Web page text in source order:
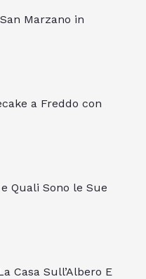
Marzano in
a Freddo con
Quali Sono le Sue
Casa Sull’Albero E